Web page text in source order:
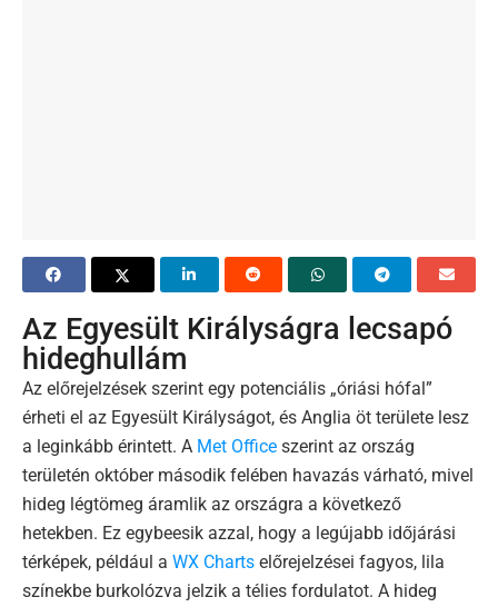
Az Egyesült Királyságra lecsapó
hideghullám
Az előrejelzések szerint egy potenciális „óriási hófal”
érheti el az Egyesült Királyságot, és Anglia öt területe lesz
a leginkább érintett. A Met Office szerint az ország
területén október második felében havazás várható, mivel
hideg légtömeg áramlik az országra a következő
hetekben. Ez egybeesik azzal, hogy a legújabb időjárási
térképek, például a WX Charts előrejelzései fagyos, lila
színekbe burkolózva jelzik a télies fordulatot. A hideg